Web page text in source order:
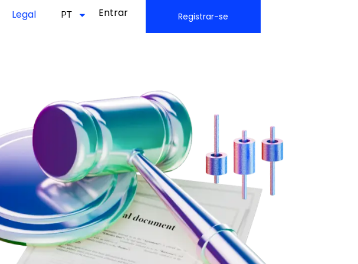
Legal PT Entrar Registrar-se